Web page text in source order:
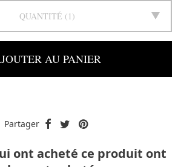
QUANTITÉ 1
AU PANIER
Partager
ont acheté ce produit ont